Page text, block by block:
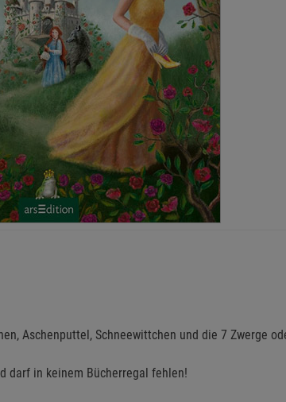
Aschenputtel, Schneewittchen und die 7 Zwerge
darf in keinem Bücherregal fehlen!